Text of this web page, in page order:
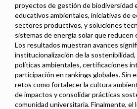
proyectos de gestión de biodiversidad
educativos ambientales, iniciativas de
sectores productivos, y soluciones
sistemas de energía solar que reducen
Los resultados muestran avances
institucionalización de la
políticas ambientales, certificaciones
participación en rankings globales. Sin
retos como fortalecer la cultura
de impactos y consolidar prácticas
comunidad universitaria. Finalmente, el